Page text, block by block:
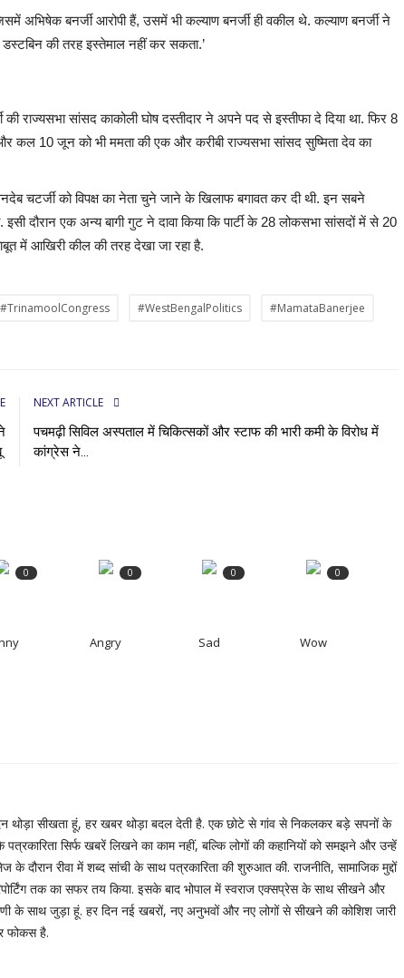
अभिषेक बनर्जी आरोपी हैं, उसमें भी कल्याण बनर्जी ही वकील थे. कल्याण बनर्जी ने
की तरह इस्तेमाल नहीं कर सकता.’
की राज्यसभा सांसद काकोली घोष दस्तीदार ने अपने पद से इस्तीफा दे दिया था. फिर 8
कल 10 जून को भी ममता की एक और करीबी राज्यसभा सांसद सुष्मिता देव का
चटर्जी को विपक्ष का नेता चुने जाने के खिलाफ बगावत कर दी थी. इन सबने
दौरान एक अन्य बागी गुट ने दावा किया कि पार्टी के 28 लोकसभा सांसदों में से 20
में आखिरी कील की तरह देखा जा रहा है.
#TrinamoolCongress #WestBengalPolitics #MamataBanerjee
NEXT ARTICLE
पचमढ़ी सिविल अस्पताल में चिकित्सकों और स्टाफ की भारी कमी के विरोध में
कांग्रेस ने...
0 0
Angry
0
Sad
0
Wow
थोड़ा सीखता हूं, हर खबर थोड़ा बदल देती है. एक छोटे से गांव से निकलकर बड़े सपनों के
पत्रकारिता सिर्फ खबरें लिखने का काम नहीं, बल्कि लोगों की कहानियों को समझने और उन्हें
दौरान रीवा में शब्द सांची के साथ पत्रकारिता की शुरुआत की. राजनीति, सामाजिक मुद्दों
तक का सफर तय किया. इसके बाद भोपाल में स्वराज एक्सप्रेस के साथ सीखने और
के साथ जुड़ा हूं. हर दिन नई खबरों, नए अनुभवों और नए लोगों से सीखने की कोशिश जारी
फोकस है.